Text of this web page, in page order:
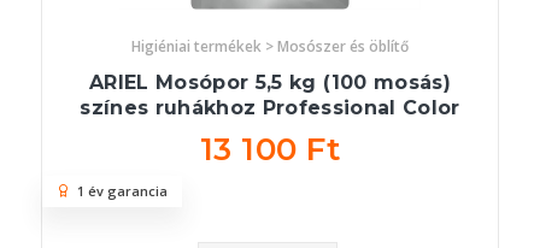
Higiéniai termékek > Mosószer és öblítő
ARIEL Mosópor 5,5 kg (100 mosás)
színes ruhákhoz Professional Color
13 100 Ft
1 év garancia